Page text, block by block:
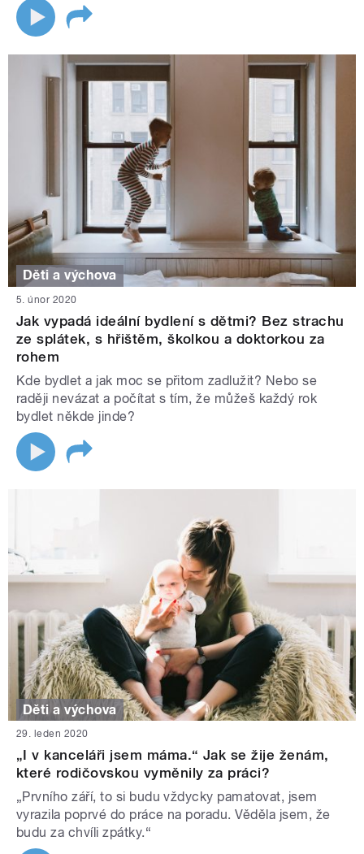
Děti a výchova
5. únor 2020
Jak vypadá ideální bydlení s dětmi? Bez strachu
ze splátek, s hřištěm, školkou a doktorkou za
rohem
Kde bydlet a jak moc se přitom zadlužit? Nebo se
raději nevázat a počítat s tím, že můžeš každý rok
bydlet někde jinde?
Děti a výchova
29. leden 2020
„I v kanceláři jsem máma.“ Jak se žije ženám,
které rodičovskou vyměnily za práci?
„Prvního září, to si budu vždycky pamatovat, jsem
vyrazila poprvé do práce na poradu. Věděla jsem, že
budu za chvíli zpátky.“